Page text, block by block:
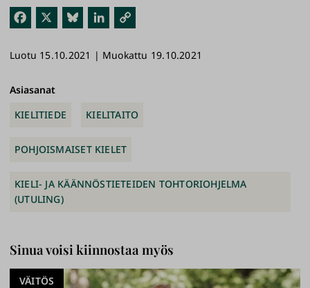
Fac
ok
Blu
y
Link
n
link
Luotu 15.10.2021 | Muokattu 19.10.2021
Asiasanat
KIELITIEDE
KIELITAITO
POHJOISMAISET KIELET
KIELI- JA KÄÄNNÖSTIETEIDEN TOHTORIOHJELMA
(UTULING)
Sinua voisi kiinnostaa myös
VÄITÖS